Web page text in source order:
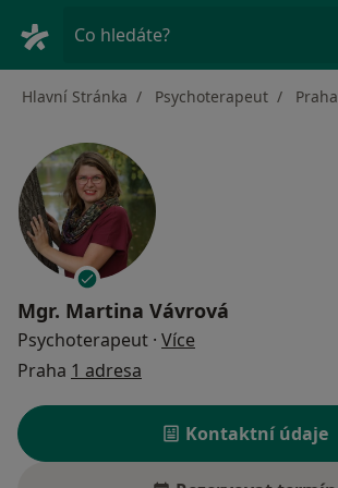
Co hledáte?
Hlavní Stránka Psychoterapeut Praha
Mgr. Martina Vávrová
Psychoterapeut · Více
Praha 1 adresa
Kontaktní údaje